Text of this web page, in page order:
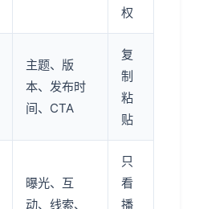
权
主题、版
本、发布时
间、CTA
复
制
粘
贴
曝光、互
动、线索、
只
看
播